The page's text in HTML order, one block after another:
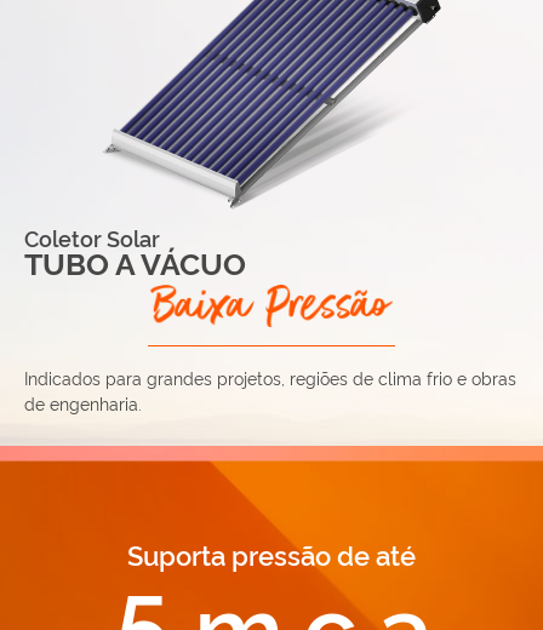
Coletor Solar
TUBO A VÁCUO
Indicados para grandes projetos, regiões de clima frio e obras
de engenharia.
Suporta pressão de até